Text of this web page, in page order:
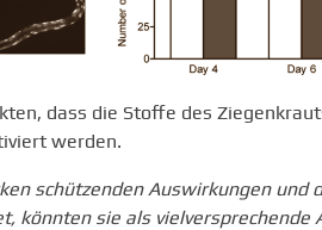
dass die Stoffe des
werden.
schützenden Auswirkungen und
könnten sie als